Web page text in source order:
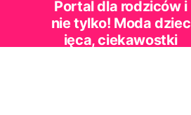
Portal dla rodziców i
nie tylko! Moda dziec
ięca, ciekawostki